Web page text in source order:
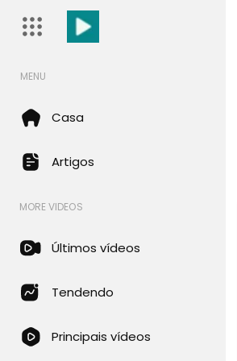
MENU
Casa
Artigos
MORE VIDEOS
Últimos vídeos
Tendendo
Principais vídeos